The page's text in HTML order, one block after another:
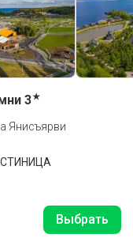
3★
Янисъярви
Выбрать